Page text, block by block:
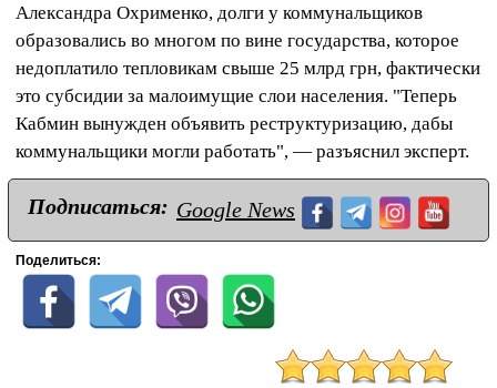
Александра Охрименко, долги у коммунальщиков
образовались во многом по вине государства, которое
недоплатило тепловикам свыше 25 млрд грн, фактически
это субсидии за малоимущие слои населения. "Теперь
Кабмин вынужден объявить реструктуризацию, дабы
коммунальщики могли работать", — разъяснил эксперт.
Подписаться: Google News
Поделиться: